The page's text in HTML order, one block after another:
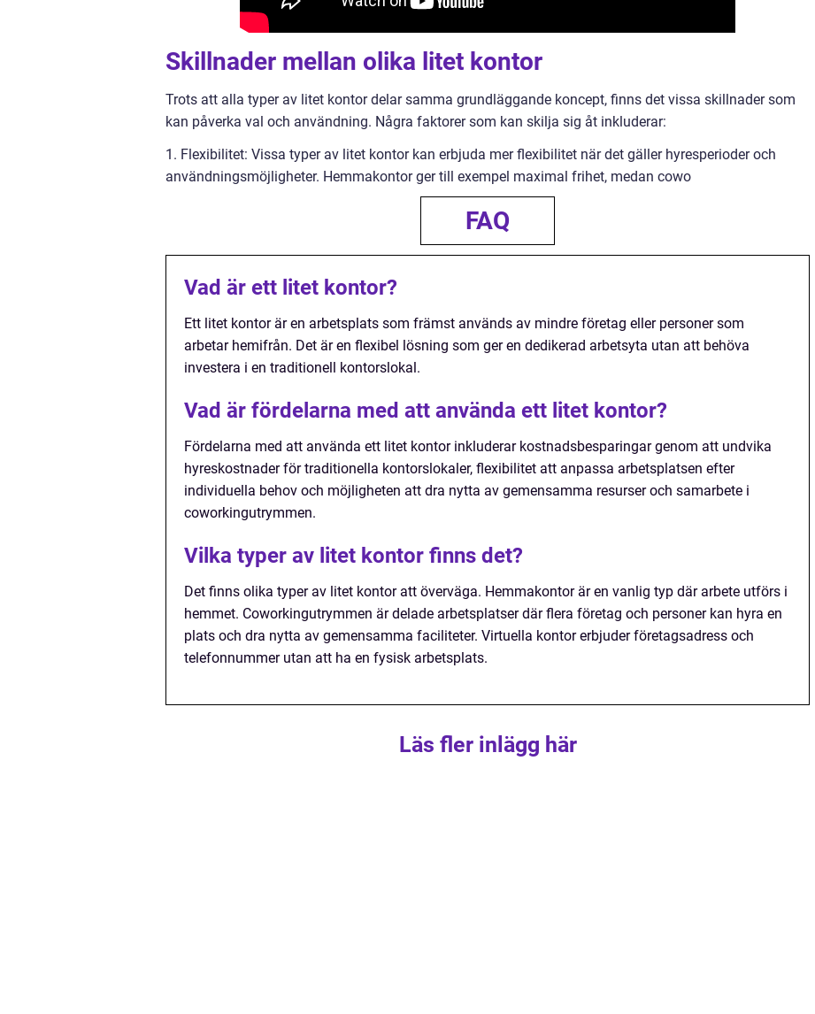
Skillnader mellan olika litet kontor
Trots att alla typer av litet kontor delar samma grundläggande koncept, finns det vissa skillnader som
kan påverka val och användning. Några faktorer som kan skilja sig åt inkluderar:
1. Flexibilitet: Vissa typer av litet kontor kan erbjuda mer flexibilitet när det gäller hyresperioder och
användningsmöjligheter. Hemmakontor ger till exempel maximal frihet, medan cowo
FAQ
Vad är ett litet kontor?
Ett litet kontor är en arbetsplats som främst används av mindre företag eller personer som
arbetar hemifrån. Det är en flexibel lösning som ger en dedikerad arbetsyta utan att behöva
investera i en traditionell kontorslokal.
Vad är fördelarna med att använda ett litet kontor?
Fördelarna med att använda ett litet kontor inkluderar kostnadsbesparingar genom att undvika
hyreskostnader för traditionella kontorslokaler, flexibilitet att anpassa arbetsplatsen efter
individuella behov och möjligheten att dra nytta av gemensamma resurser och samarbete i
coworkingutrymmen.
Vilka typer av litet kontor finns det?
Det finns olika typer av litet kontor att överväga. Hemmakontor är en vanlig typ där arbete utförs i
hemmet. Coworkingutrymmen är delade arbetsplatser där flera företag och personer kan hyra en
plats och dra nytta av gemensamma faciliteter. Virtuella kontor erbjuder företagsadress och
telefonnummer utan att ha en fysisk arbetsplats.
Läs fler inlägg här